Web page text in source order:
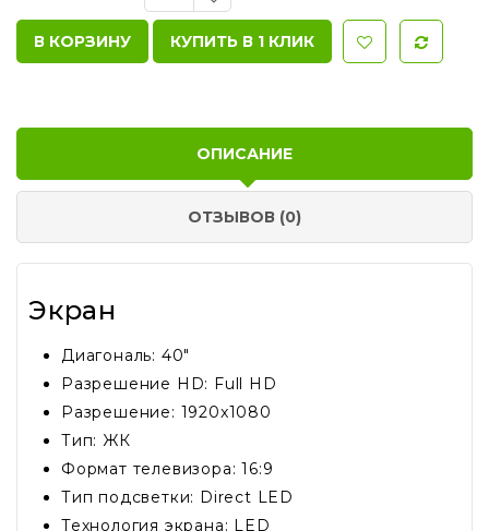
КУПИТЬ В 1 КЛИК
ОПИСАНИЕ
ОТЗЫВОВ (0)
Экран
Диагональ: 40"
Разрешение HD: Full HD
Разрешение: 1920x1080
Тип: ЖК
Формат телевизора: 16:9
Тип подсветки: Direct LED
Технология экрана: LED